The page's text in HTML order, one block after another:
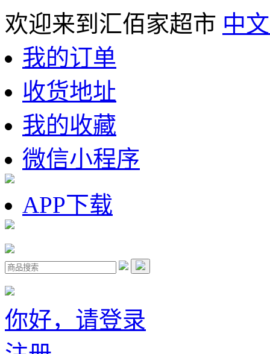
欢迎来到汇佰家超市 中
我的订单
收货地址
我的收藏
微信小程序
APP下载
你好，请登录